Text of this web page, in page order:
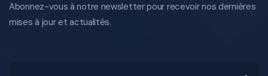
Abonnez-vous à notre newsletter pour recevoir nos dernières
mises à jour et actualités.